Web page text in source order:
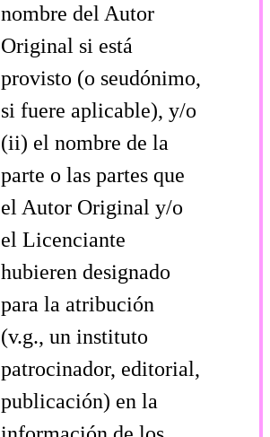
nombre del Autor
Original si está
provisto (o seudónimo,
si fuere aplicable), y/o
(ii) el nombre de la
parte o las partes que
el Autor Original y/o
el Licenciante
hubieren designado
para la atribución
(v.g., un instituto
patrocinador, editorial,
publicación) en la